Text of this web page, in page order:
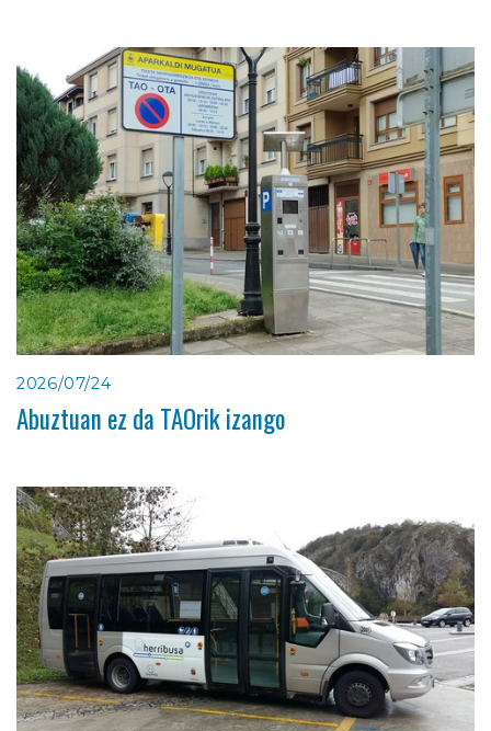
2026/07/24
Abuztuan ez da TAOrik izango